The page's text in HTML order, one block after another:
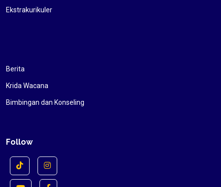
Ekstrakurikuler
Berita
Krida Wacana
Bimbingan dan Konseling
Follow